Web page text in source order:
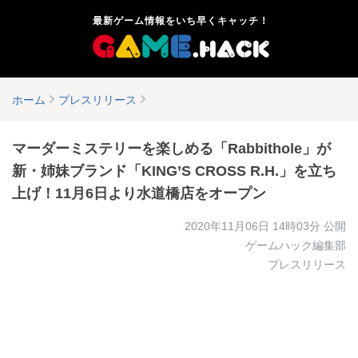
最新ゲーム情報をいち早くキャッチ！
ホーム プレスリリース
マーダーミステリーを楽しめる「Rabbithole」が
新・姉妹ブランド「KING’S CROSS R.H.」を立ち
上げ！11月6日より水道橋店をオープン
2020年11月06日 14時03分 公開
ゲームハック編集部
プレスリリース